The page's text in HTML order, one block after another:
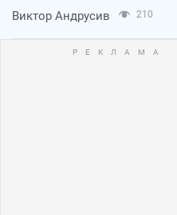
Виктор Андрусив 210